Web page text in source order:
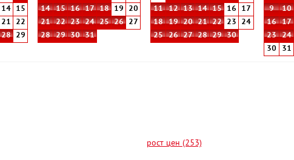
14
15
21
22
28
29
14
15 16 17 18 19
20
21
22 23 24 25 26
27
28
29 30 31
11
12 13 14 15 16
17
18
19 20 21 22 23
24
25
26 27 28 29 30
9
10
16
17
23
24
30
31
рост цен (253)